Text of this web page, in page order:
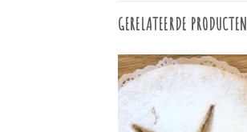
GERELATEERDE PRODUCTEN